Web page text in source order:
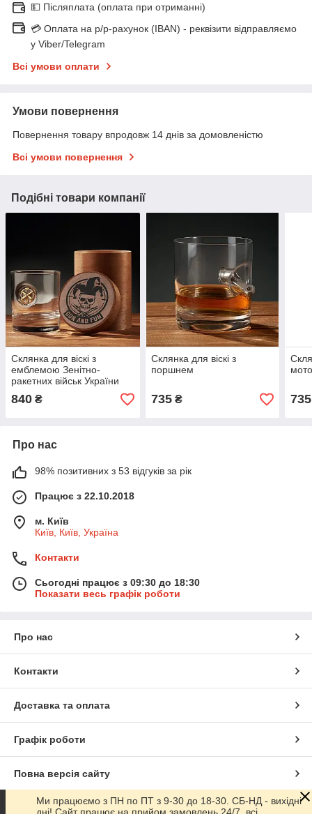
💵 Післяплата (оплата при отриманні)
💳 Оплата на р/р-рахунок (IBAN) - реквізити відправляємо
у Viber/Telegram
Всі умови оплати
Умови повернення
Повернення товару впродовж 14 днів за домовленістю
Всі умови повернення
Подібні товари компанії
Склянка для віскі з
емблемою Зенітно-
ракетних військ України
840 ₴
Склянка для віскі з
поршнем
735₴ 735
Про нас
98% позитивних з 53 відгуків за рік
Працює з 22.10.2018
м. Київ
Київ, Київ, Україна
Контакти
Сьогодні працює з 09:30 до 18:30
Показати весь графік роботи
Про нас
Контакти
Доставка та оплата
Графік роботи
Повна версія сайту
Сайт створено на маркетплейсіProm.ua
Ми працюємо з ПН по ПТ з 9-30 до 18-30. СБ-НД - вихідні